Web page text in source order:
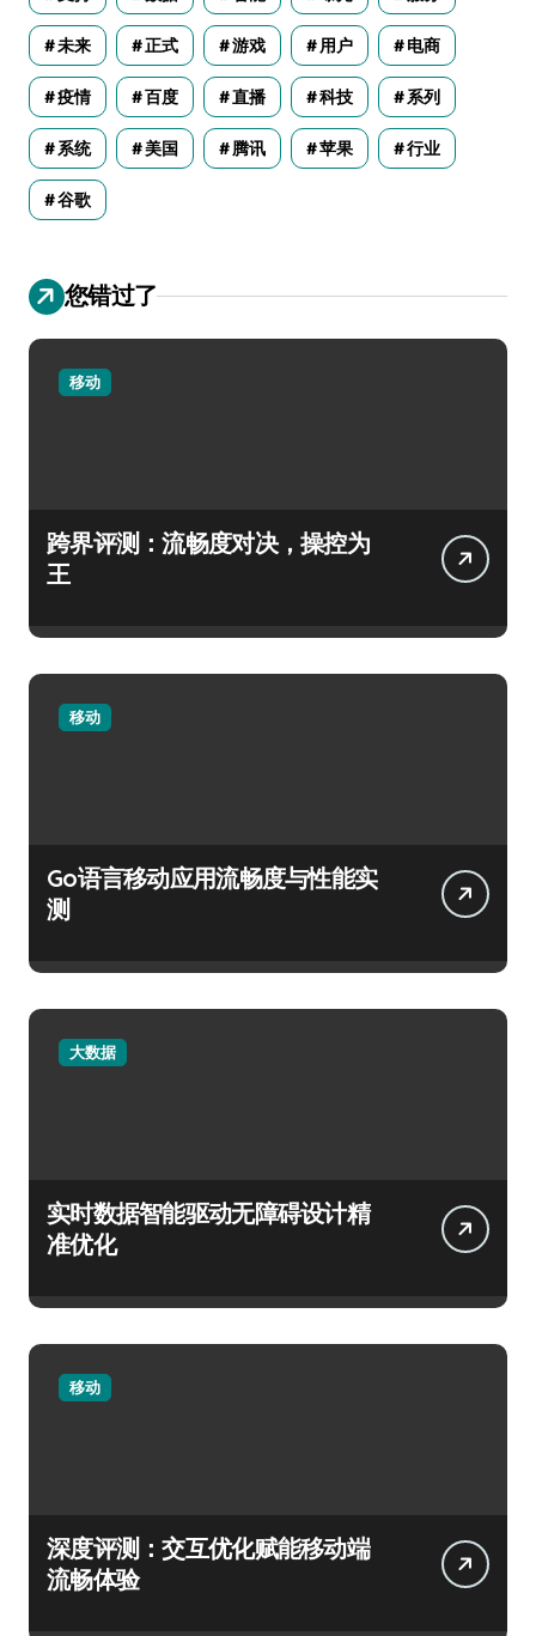
未来 正式 游戏 用户 电商
疫情 百度 直播 科技 系列
系统 美国 腾讯 苹果 行业
谷歌
您错过了
移动
跨界评测：流畅度对决，操控为
王
移动
Go语言移动应用流畅度与性能实
测
大数据
实时数据智能驱动无障碍设计精
准优化
移动
深度评测：交互优化赋能移动端
流畅体验